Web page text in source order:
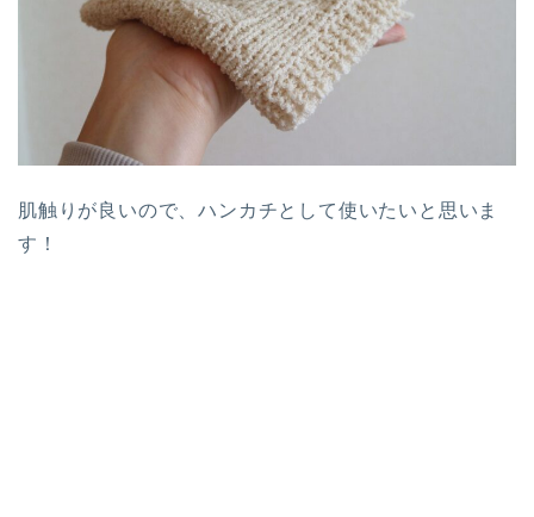
肌触りが良いので、ハンカチとして使いたいと思いま
す！